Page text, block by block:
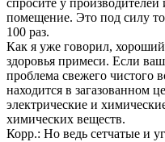
спросите у
помещение. Это под силу
100 раз.
Как я уже говорил,
здоровья примеси. Если
проблема свежего чистого
находится в загазованном
электрические и
химических веществ.
Корр.: Но ведь сетчатые и